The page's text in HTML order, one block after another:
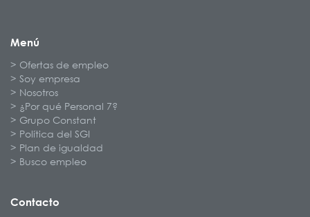
Menú
Ofertas de empleo
Soy empresa
Nosotros
¿Por qué Personal 7?
Grupo Constant
Política del SGI
Plan de igualdad
Busco empleo
Contacto